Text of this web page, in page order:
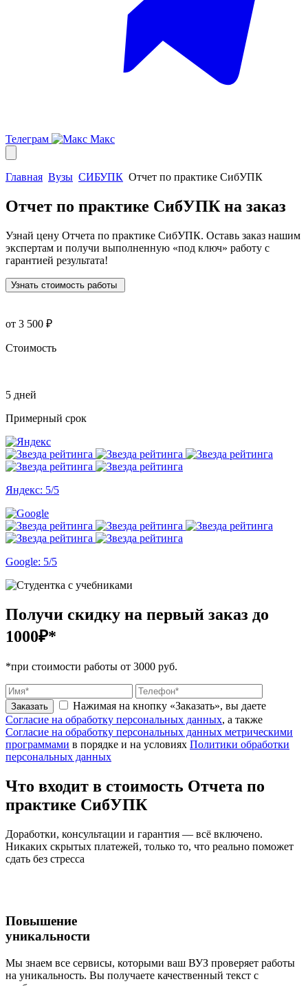
Телеграм Макс
Главная Вузы СИБУПК Отчет по практике СибУПК
Отчет по практике СибУПК на заказ
Узнай цену Отчета по практике СибУПК. Оставь заказ нашим
экспертам и получи выполненную «под ключ» работу с
гарантией результата!
Узнать стоимость работы
от 3 500 ₽
Стоимость
5 дней
Примерный срок
Яндекс: 5/5
Google: 5/5
Получи скидку на первый заказ до
1000₽*
*при стоимости работы от 3000 руб.
Заказать
Нажимая на кнопку «Заказать», вы даете
Согласие на обработку персональных данных, а также
Согласие на обработку персональных данных метрическими
программами в порядке и на условиях Политики обработки
персональных данных
Что входит в стоимость Отчета по
практике СибУПК
Доработки, консультации и гарантия — всё включено.
Никаких скрытых платежей, только то, что реально поможет
сдать без стресса
Повышение
уникальности
Мы знаем все сервисы, которыми ваш ВУЗ проверяет работы
на уникальность. Вы получаете качественный текст с